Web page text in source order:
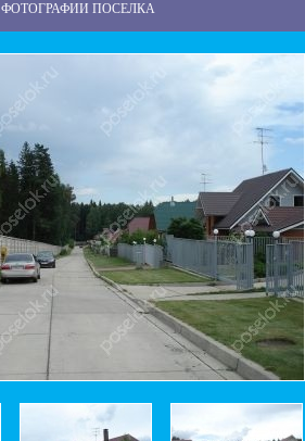
ФОТОГРАФИИ ПОСЕЛКА